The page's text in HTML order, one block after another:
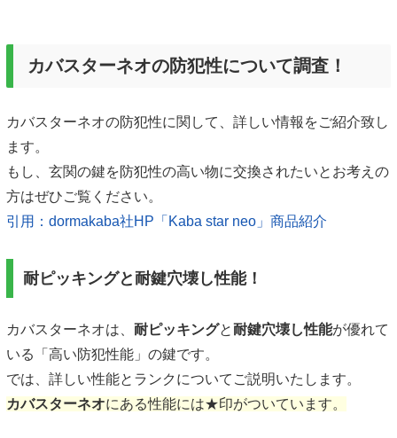
カバスターネオの防犯性について調査！
カバスターネオの防犯性に関して、詳しい情報をご紹介致し
ます。
もし、玄関の鍵を防犯性の高い物に交換されたいとお考えの
方はぜひご覧ください。
引用：dormakaba社HP「Kaba star neo」商品紹介
耐ピッキングと耐鍵穴壊し性能！
カバスターネオは、 耐ピッキングと 耐鍵穴壊し性能が優れて
いる「高い防犯性能」の鍵です。
では、詳しい性能とランクについてご説明いたします。
カバスターネオにある性能には★印がついています。